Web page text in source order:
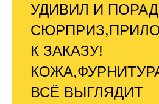
УДИВИЛ И
К ЗАКАЗУ!
ВСЁ ВЫГЛЯДИТ